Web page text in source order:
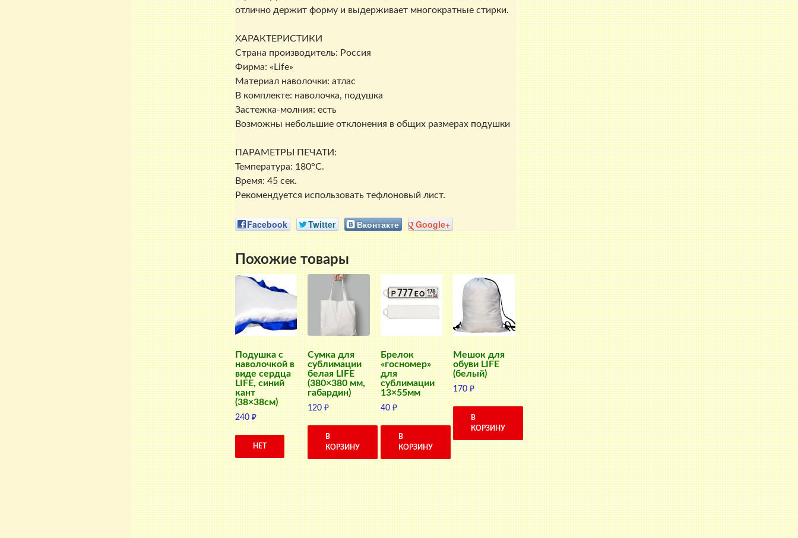
отлично держит форму и выдерживает многократные стирки.
ХАРАКТЕРИСТИКИ
Страна производитель: Россия
Фирма: «Life»
Материал наволочки: атлас
В комплекте: наволочка, подушка
Застежка-молния: есть
Возможны небольшие отклонения в общих размерах подушки
ПАРАМЕТРЫ ПЕЧАТИ:
Температура: 180°C.
Время: 45 сек.
Рекомендуется использовать тефлоновый лист.
Facebook Twitter Вконтакте Google+
Похожие товары
Подушка с
наволочкой в
виде сердца
LIFE, синий
кант
(38×38см)
240₽
НЕТ
Сумка для
сублимации
белая LIFE
(380×380 мм,
габардин)
120₽
В
КОРЗИНУ
Брелок
«госномер»
для
сублимации
13×55мм
40₽
В
КОРЗИНУ
Мешок для
обуви LIFE
(белый)
170₽
В
КОРЗИНУ